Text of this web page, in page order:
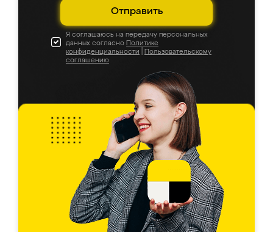
Отправить
Я соглашаюсь на передачу персональных
данных согласно Политике
конфиденциальности
Пользовательскому
соглашению